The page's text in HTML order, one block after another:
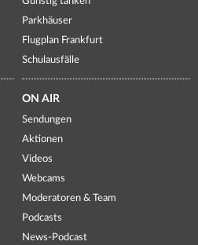
Parkhäuser
Flugplan Frankfurt
Schulausfälle
ON AIR
Sendungen
Aktionen
Videos
Webcams
Moderatoren & Team
Podcasts
News-Podcast